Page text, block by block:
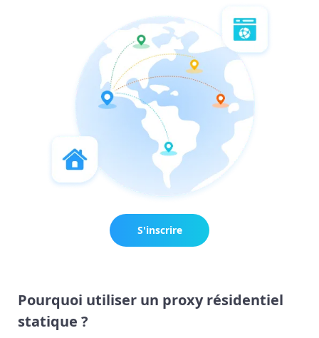
S'inscrire
Pourquoi utiliser un proxy résidentiel
statique ?